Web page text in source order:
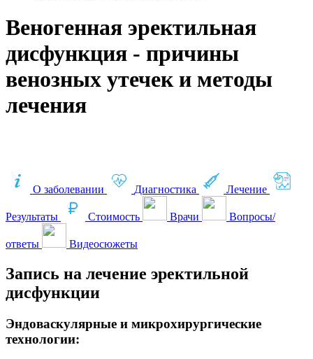
Веногенная эректильная
дисфункция - причины
венозных утечек и методы
лечения
О заболевании Диагностика Лечение
Результаты Стоимость Врачи Вопросы/
ответы Видеосюжеты
Запись на лечение эректильной
дисфункции
Эндоваскулярные и микрохирургические
технологии: